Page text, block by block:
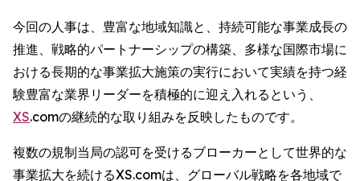
今回の人事は、豊富な地域知識と、持続可能な事業成長の
推進、戦略的パートナーシップの構築、多様な国際市場に
おける長期的な事業拡大施策の実行において実績を持つ経
験豊富な業界リーダーを積極的に迎え入れるという、
XS.comの継続的な取り組みを反映したものです。
複数の規制当局の認可を受けるブローカーとして世界的な
事業拡大を続けるXS.comは、グローバル戦略を各地域で